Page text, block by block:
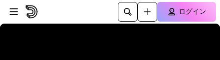
プレイヤーにスキップ
メインコンテンツにスキップ
ログイン